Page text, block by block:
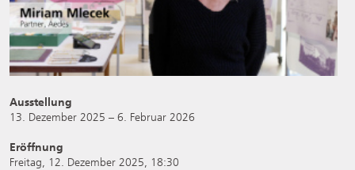
Ausstellung
13. Dezember 2025 – 6. Februar 2026
Eröffnung
Freitag, 12. Dezember 2025, 18:30